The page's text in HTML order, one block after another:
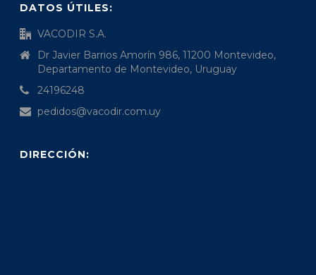
DATOS ÚTILES:
VACODIR S.A.
Dr Javier Barrios Amorín 986, 11200 Montevideo,
Departamento de Montevideo, Uruguay
24196248
pedidos@vacodir.com.uy
DIRECCIÓN: